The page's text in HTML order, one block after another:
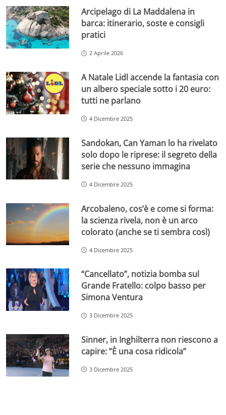
Arcipelago di La Maddalena in
barca: itinerario, soste e consigli
pratici
2 Aprile 2026
A Natale Lidl accende la fantasia con
un albero speciale sotto i 20 euro:
tutti ne parlano
4 Dicembre 2025
Sandokan, Can Yaman lo ha rivelato
solo dopo le riprese: il segreto della
serie che nessuno immagina
4 Dicembre 2025
Arcobaleno, cos’è e come si forma:
la scienza rivela, non è un arco
colorato (anche se ti sembra così)
4 Dicembre 2025
“Cancellato”, notizia bomba sul
Grande Fratello: colpo basso per
Simona Ventura
3 Dicembre 2025
Sinner, in Inghilterra non riescono a
capire: ”È una cosa ridicola”
3 Dicembre 2025